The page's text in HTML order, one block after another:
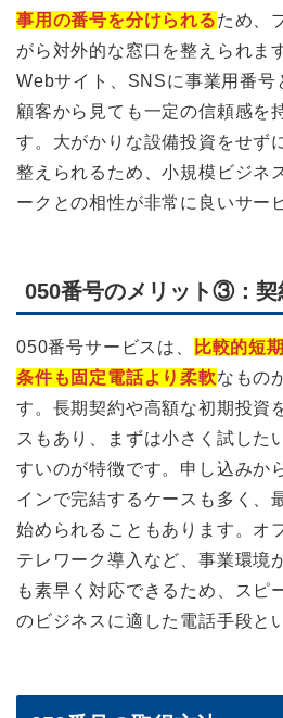
事用の番号を分けられるため、
がら対外的な窓口を整えられま
Webサイト、SNSに事業用番号
顧客から見ても一定の信頼感を
す。大がかりな設備投資をせず
整えられるため、小規模ビジネ
ークとの相性が非常に良いサー
050番号のメリット③：契
050番号サービスは、
比較的短
条件も固定電話より柔軟なもの
す。長期契約や高額な初期投資
スもあり、まずは小さく試した
すいのが特徴です。申し込みか
インで完結するケースも多く、
始められることもあります。オ
テレワーク導入など、事業環境
も素早く対応できるため、スピ
のビジネスに適した電話手段と